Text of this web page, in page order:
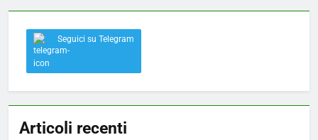
Seguici su Telegram
Articoli recenti